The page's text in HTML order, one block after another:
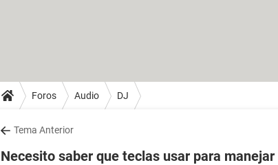
Foros Audio DJ
Tema Anterior
Necesito saber que teclas usar para